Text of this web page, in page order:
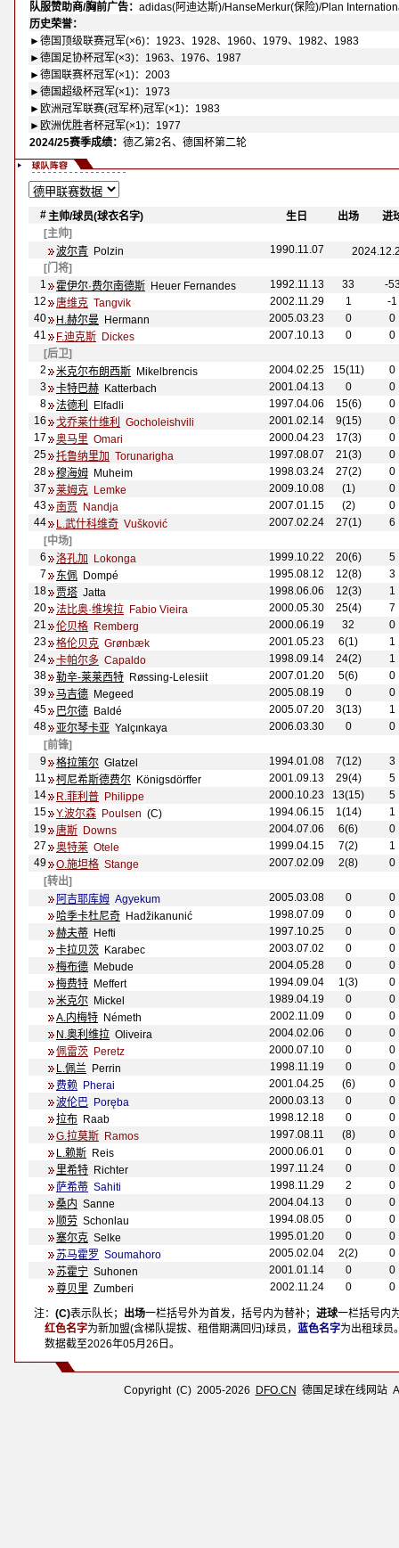
队服赞助商/胸前广告： adidas(阿迪达斯)/HanseMerkur(保险)/Plan
历史荣誉：
►德国顶级联赛冠军(×6)：1923、1928、1960、1979、1982、1983
►德国足协杯冠军(×3)：1963、1976、1987
►德国联赛杯冠军(×1)：2003
►德国超级杯冠军(×1)：1973
►欧洲冠军联赛(冠军杯)冠军(×1)：1983
►欧洲优胜者杯冠军(×1)：1977
2024/25赛季成绩： 德乙第2名、德国杯第二轮
#主帅/球员(球衣名字) 生日 出场
进
[主帅]
波尔青 Polzin 1990.11.07
[门将]
1
霍伊尔·费尔南德斯 Heuer Fernandes 1992.11.13 33
-
12
唐维克 Tangvik 2002.11.29 1
-1
40
H.赫尔曼 Hermann 2005.03.23 0
0
41
F.迪克斯 Dickes 2007.10.13 0
0
[后卫]
2
米克尔布朗西斯 Mikelbrencis 2004.02.25 15(11)
0
3
卡特巴赫 Katterbach 2001.04.13 0
0
8
法德利 Elfadli 1997.04.06 15(6)
0
16
戈乔莱什维利 Gocholeishvili 2001.02.14 9(15)
0
17
奥马里 Omari 2000.04.23 17(3)
0
25
托鲁纳里加 Torunarigha 1997.08.07 21(3)
0
28
穆海姆 Muheim 1998.03.24 27(2)
0
37
莱姆克 Lemke 2009.10.08 (1)
0
43
南贾 Nandja 2007.01.15 (2)
0
44
L.武什科维奇 Vušković 2007.02.24 27(1)
6
[中场]
6
洛孔加 Lokonga 1999.10.22 20(6)
5
7
东佩 Dompé 1995.08.12 12(8)
3
18
贾塔 Jatta 1998.06.06 12(3)
1
20
法比奥·维埃拉 Fabio Vieira 2000.05.30 25(4)
7
21
伦贝格 Remberg 2000.06.19 32
0
23
格伦贝克 Grønbæk 2001.05.23 6(1)
1
24
卡帕尔多 Capaldo 1998.09.14 24(2)
1
38
勒辛-莱莱西特 Røssing-Lelesiit 2007.01.20 5(6)
0
39
马吉德 Megeed 2005.08.19 0
0
45
巴尔德 Baldé 2005.07.20 3(13)
1
48
亚尔琴卡亚 Yal çınkaya 2006.03.30 0
0
[前锋]
9
格拉策尔 Glatzel 1994.01.08 7(12)
3
11
柯尼希斯德费尔 Königsdörffer 2001.09.13 29(4)
5
14
R.菲利普 Philippe 2000.10.23 13(15)
5
15
Y.波尔森 Poulsen (C) 1994.06.15 1(14)
1
19
唐斯 Downs 2004.07.06 6(6)
0
27
奥特莱 Otele 1999.04.15 7(2)
1
49
O.施坦格 Stange 2007.02.09 2(8)
0
[转出]
阿吉耶库姆 Agyekum 2005.03.08 0
0
哈季卡杜尼奇 Hadžikanunić 1998.07.09 0
0
赫夫蒂 Hefti 1997.10.25 0
0
卡拉贝茨 Karabec 2003.07.02 0
0
梅布德 Mebude 2004.05.28 0
0
梅费特 Meffert 1994.09.04 1(3)
0
米克尔 Mickel 1989.04.19 0
0
A.内梅特 Németh 2002.11.09 0
0
N.奥利维拉 Oliveira 2004.02.06 0
0
佩雷茨 Peretz 2000.07.10 0
0
L.佩兰 Perrin 1998.11.19 0
0
费赖 Pherai 2001.04.25 (6)
0
波伦巴 Poręba 2000.03.13 0
0
拉布 Raab 1998.12.18 0
0
G.拉莫斯 Ramos 1997.08.11 (8)
0
L.赖斯 Reis 2000.06.01 0
0
里希特 Richter 1997.11.24 0
0
萨希蒂 Sahiti 1998.11.29 2
0
桑内 Sanne 2004.04.13 0
0
顺劳 Schonlau 1994.08.05 0
0
塞尔克 Selke 1995.01.20 0
0
苏马霍罗 Soumahoro 2005.02.04 2(2)
0
苏霍宁 Suhonen 2001.01.14 0
0
尊贝里 Zumberi 2002.11.24 0 0
注： (C)表示队长； 出场一栏括号外为首发，括号内为替补； 进球一栏括号内
红色名字为新加盟(含梯队提拔、租借期满回归)球员， 蓝色名字为出租球员
数据截至2026年05月26日 。
Copyright (C) 2005-2026 DFO.CN 德国足球在线网站